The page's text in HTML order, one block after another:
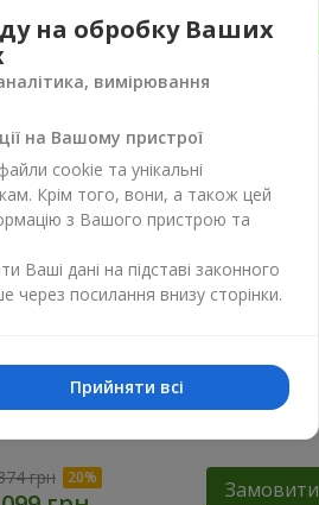
грн Замовити
грн Замовити
на обробку Ваших
вимірювання
на Вашому пристрої
cookie та унікальні
Крім того, вони, а також цей
з Вашого пристрою та
Ваші дані на підставі законного
через посилання внизу сторінки.
Прийняти всі